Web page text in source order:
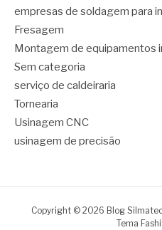
empresas de soldagem para
Fresagem
Montagem de equipamentos
Sem categoria
serviço de caldeiraria
Tornearia
Usinagem CNC
usinagem de precisão
Copyright © 2026 Blog
Tema